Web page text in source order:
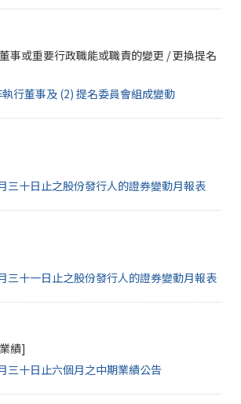
事或重要行政職能或職責的變更 / 更換提名
行董事及 (2) 提名委員會組成變動
三十日止之股份發行人的證券變動月報表
三十一日止之股份發行人的證券變動月報表
績]
三十日止六個月之中期業績公告